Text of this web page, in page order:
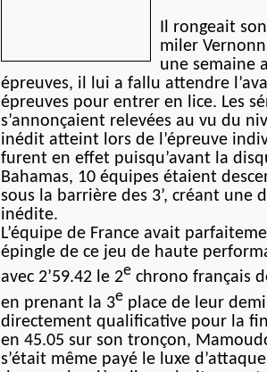
Il rongeait
miler
une semaine
épreuves, il lui a fallu attendre
épreuves pour entrer en lice. Les
s’annonçaient relevées au vu du
inédit atteint lors de l’épreuve
furent en effet puisqu’avant la
Bahamas, 10 équipes étaient
sous la barrière des 3’, créant une
inédite.
L’équipe de France avait
épingle de ce jeu de haute
avec 2’59.42 le 2e chrono français
en prenant la 3e place de leur
directement qualificative pour la
en 45.05 sur son tronçon,
s’était même payé le luxe